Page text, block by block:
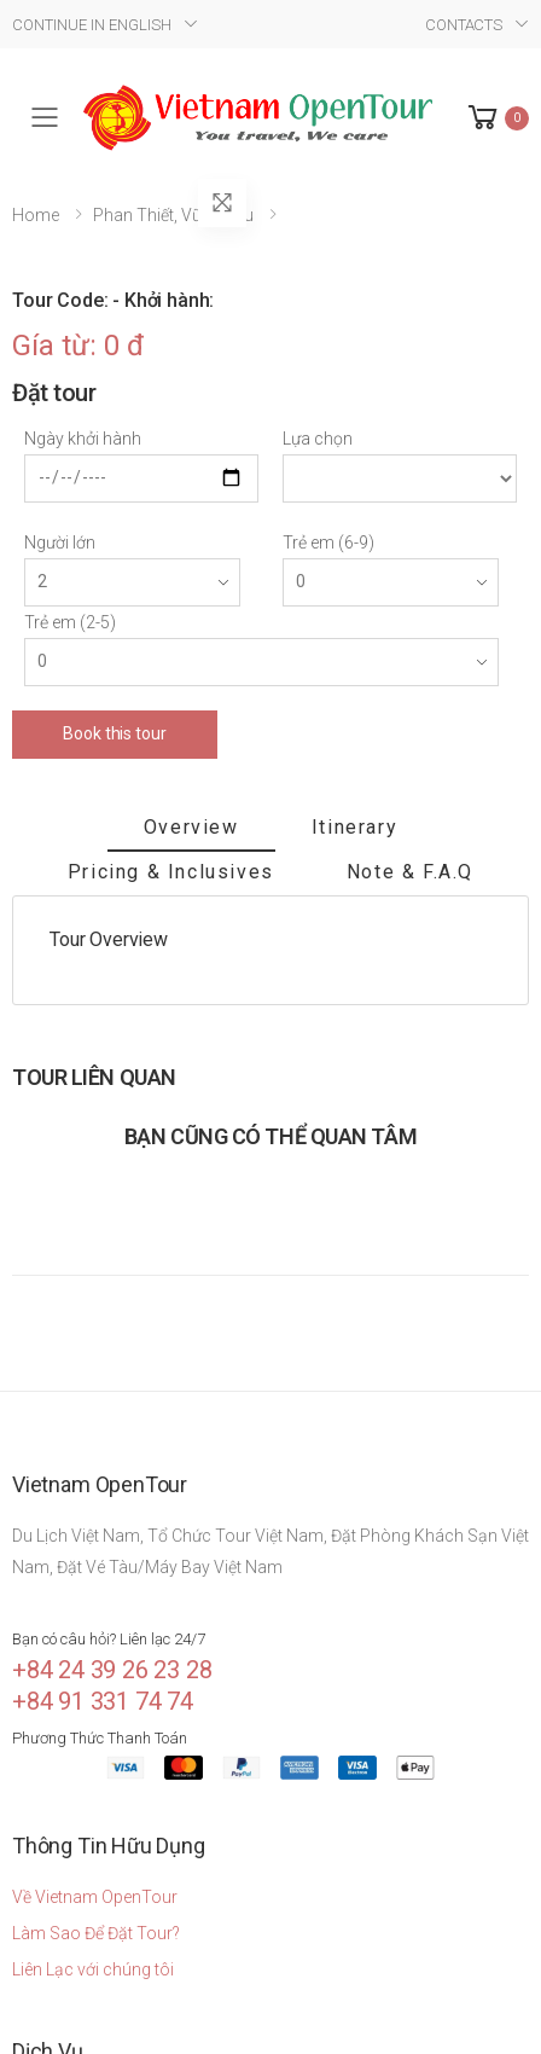
CONTINUE IN ENGLISH CONTACTS
Mobile Menu 0
Home Phan Thiết, Vũng Tàu
Tour Code: - Khởi hành:
Gía từ: 0 đ
Đặt tour
Ngày khởi hành Lựa chọn
Người lớn Trẻ em (6-9)
Trẻ em (2-5)
Book this tour
Overview
Itinerary
Pricing & Inclusives
Note & F.A.Q
Tour Overview
TOUR LIÊN QUAN
BẠN CŨNG CÓ THỂ QUAN TÂM
Vietnam OpenTour
Du Lịch Việt Nam, Tổ Chức Tour Việt Nam, Đặt Phòng Khách Sạn Việt
Nam, Đặt Vé Tàu/Máy Bay Việt Nam
Bạn có câu hỏi? Liên lạc 24/7
+84 24 39 26 23 28
+84 91 331 74 74
Phương Thức Thanh Toán
Thông Tin Hữu Dụng
Về Vietnam OpenTour
Làm Sao Để Đặt Tour?
Liên Lạc với chúng tôi